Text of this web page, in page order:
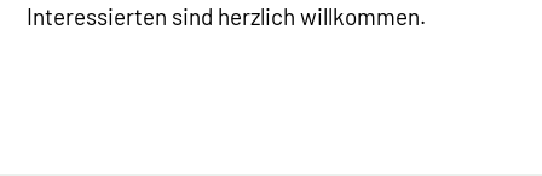
Interessierten sind herzlich willkommen.